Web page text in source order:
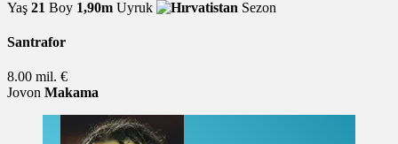
Yaş 21 Boy 1,90m Uyruk Sezon
Santrafor
8.00 mil. €
Jovon Makama